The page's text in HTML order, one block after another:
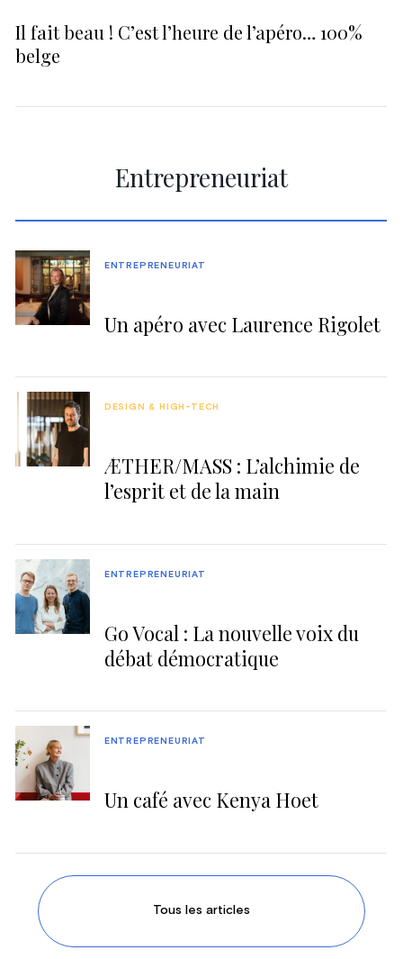
Il fait beau ! C’est l’heure de l’apéro… 100%
belge
Entrepreneuriat
Un apéro avec Laurence Rigolet
ENTREPRENEURIAT
ÆTHER/MASS : L’alchimie de
l’esprit et de la main
DESIGN & HIGH-TECH
Go Vocal : La nouvelle voix du
débat démocratique
ENTREPRENEURIAT
Un café avec Kenya Hoet
ENTREPRENEURIAT
Tous les articles